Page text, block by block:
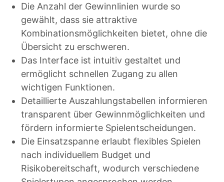
Die Anzahl der Gewinnlinien wurde so
gewählt, dass sie attraktive
Kombinationsmöglichkeiten bietet, ohne die
Übersicht zu erschweren.
Das Interface ist intuitiv gestaltet und
ermöglicht schnellen Zugang zu allen
wichtigen Funktionen.
Detaillierte Auszahlungstabellen informieren
transparent über Gewinnmöglichkeiten und
fördern informierte Spielentscheidungen.
Die Einsatzspanne erlaubt flexibles Spielen
nach individuellem Budget und
Risikobereitschaft, wodurch verschiedene